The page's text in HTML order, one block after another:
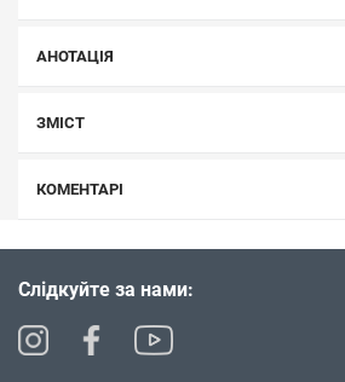
АНОТАЦІЯ
ЗМІСТ
КОМЕНТАРІ
Слідкуйте за нами: